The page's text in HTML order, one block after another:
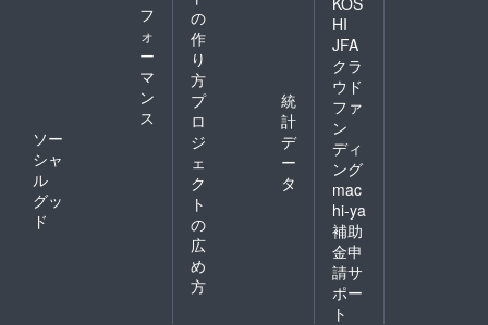
フ
ォ
ー
マ
ン
ス
ソー
シャ
ル
グッ
ド
の
作
り
方
プ
ロ
ジ
ェ
ク
ト
の
広
め
方
統
計
デ
ー
タ
HI
JFA
クラ
ウド
ファ
ン
ディ
ング
mac
hi-ya
補助
金申
請サ
ポー
ト